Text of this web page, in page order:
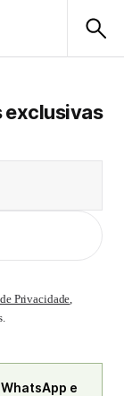
exclusivas
Privacidade,
e